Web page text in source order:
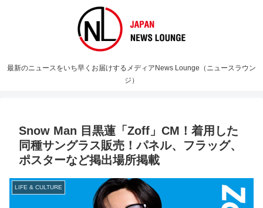
最新のニュースをいち早くお届けするメディアNews Lounge（ニュースラウン
ジ）
Snow Man 目黒蓮「Zoff」CM！着用した
同種サングラス販売！パネル、フラッグ、
ポスターなど掲出場所掲載
LIFE & CULTURE